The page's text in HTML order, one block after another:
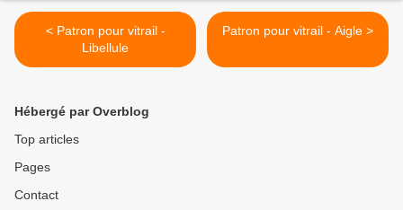
< Patron pour vitrail -
Libellule
Patron pour vitrail - Aigle >
Hébergé par Overblog
Top articles
Pages
Contact